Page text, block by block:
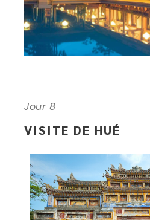
Jour 8
VISITE DE HUÉ